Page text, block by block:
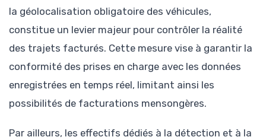
la géolocalisation obligatoire des véhicules,
constitue un levier majeur pour contrôler la réalité
des trajets facturés. Cette mesure vise à garantir la
conformité des prises en charge avec les données
enregistrées en temps réel, limitant ainsi les
possibilités de facturations mensongères.
Par ailleurs, les effectifs dédiés à la détection et à la